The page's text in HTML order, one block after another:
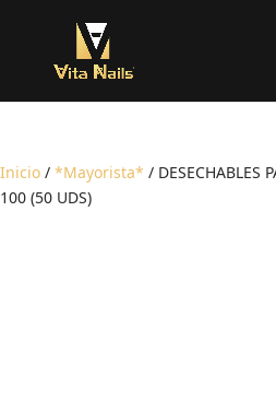
Inicio / *Mayorista* / DESECHABLES
100 (50 UDS)